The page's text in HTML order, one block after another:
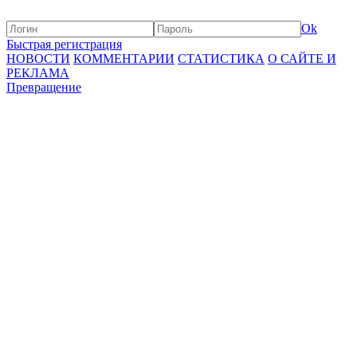
Ok
Быстрая регистрация
НОВОСТИ КОММЕНТАРИИ СТАТИСТИКА О САЙТЕ И
РЕКЛАМА
Превращение